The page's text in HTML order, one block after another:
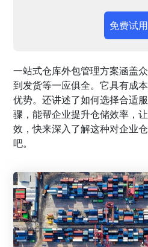
免费试用
一站式仓库外包管理方案涵盖
到发货等一应俱全。它具有成
优势。还讲述了如何选择合适
骤，能帮企业提升仓储效率，
效，快来深入了解这种对企业
吧。